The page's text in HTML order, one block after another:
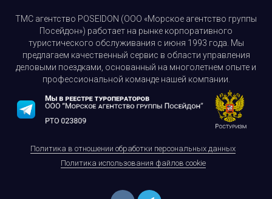
ТМС агентство POSEIDON (ООО «Морское агентство группы
Посейдон») работает на рынке корпоративного
туристического обслуживания с июня 1993 года. Мы
предлагаем качественный сервис в области управления
деловыми поездками, основанный на многолетнем опыте и
профессиональной команде нашей компании.
Политика в отношении обработки персональных данных
Политика использования файлов cookie